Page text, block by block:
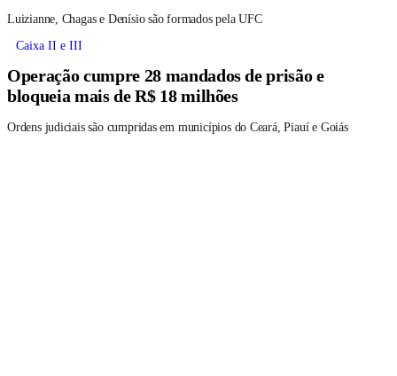
Luizianne, Chagas e Denísio são formados pela UFC
Caixa II e III
Operação cumpre 28 mandados de prisão e
bloqueia mais de R$ 18 milhões
Ordens judiciais são cumpridas em municípios do Ceará, Piauí e Goiás